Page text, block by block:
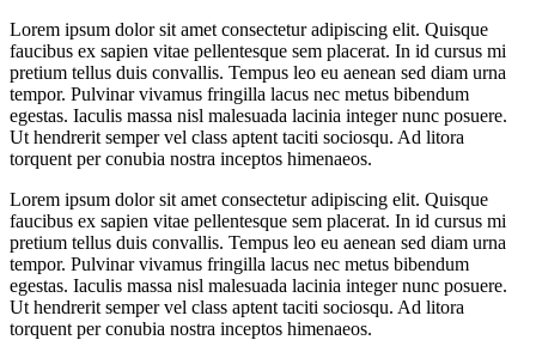
Lorem ipsum dolor sit amet consectetur adipiscing elit. Quisque
faucibus ex sapien vitae pellentesque sem placerat. In id cursus mi
pretium tellus duis convallis. Tempus leo eu aenean sed diam urna
tempor. Pulvinar vivamus fringilla lacus nec metus bibendum
egestas. Iaculis massa nisl malesuada lacinia integer nunc posuere.
Ut hendrerit semper vel class aptent taciti sociosqu. Ad litora
torquent per conubia nostra inceptos himenaeos.
Lorem ipsum dolor sit amet consectetur adipiscing elit. Quisque
faucibus ex sapien vitae pellentesque sem placerat. In id cursus mi
pretium tellus duis convallis. Tempus leo eu aenean sed diam urna
tempor. Pulvinar vivamus fringilla lacus nec metus bibendum
egestas. Iaculis massa nisl malesuada lacinia integer nunc posuere.
Ut hendrerit semper vel class aptent taciti sociosqu. Ad litora
torquent per conubia nostra inceptos himenaeos.